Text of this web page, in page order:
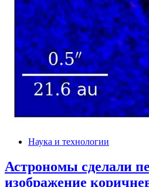
Наука и технологии
Астрономы сделали
изображение